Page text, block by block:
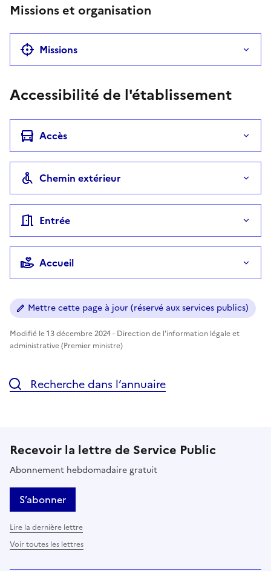
Missions et organisation
Missions
Accessibilité de l'établissement
Accès
Chemin extérieur
Entrée
Accueil
Mettre cette page à jour (réservé aux services publics)
Modifié le 13 décembre 2024 - Direction de l'information légale et
administrative (Premier ministre)
Recherche dans l’annuaire
Recevoir la lettre de Service Public
Abonnement hebdomadaire gratuit
S’abonner
Lire la dernière lettre
Voir toutes les lettres